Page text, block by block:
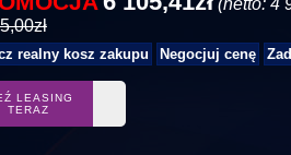
(netto: 4
LEASING
TERAZ